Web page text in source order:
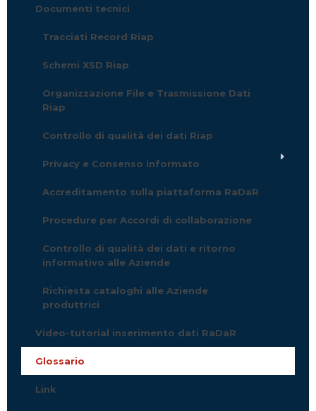
Documenti tecnici
Tracciati Record Riap
Schemi XSD Riap
Organizzazione File e Trasmissione Dati
Riap
Controllo di qualità dei dati Riap
Privacy e Consenso informato
Accreditamento sulla piattaforma RaDaR
Procedure per Accordi di collaborazione
Controllo di qualità dei dati e ritorno
informativo alle Aziende
Richiesta cataloghi alle Aziende
produttrici
Video-tutorial inserimento dati RaDaR
Glossario
Link